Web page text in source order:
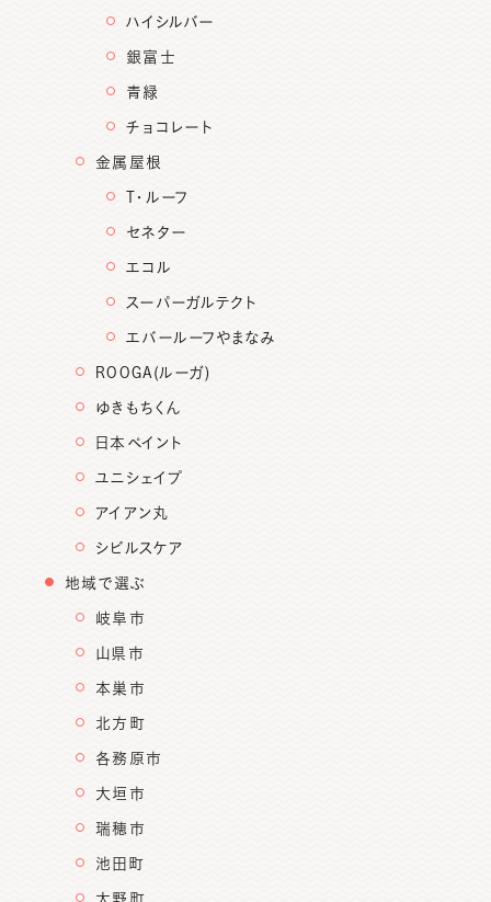
ハイシルバー
銀富士
青緑
チョコレート
金属屋根
T・ルーフ
セネター
エコル
スーパーガルテクト
エバールーフやまなみ
ROOGA(ルーガ)
ゆきもちくん
日本ペイント
ユニシェイプ
アイアン丸
シビルスケア
地域で選ぶ
岐阜市
山県市
本巣市
北方町
各務原市
大垣市
瑞穂市
池田町
大野町